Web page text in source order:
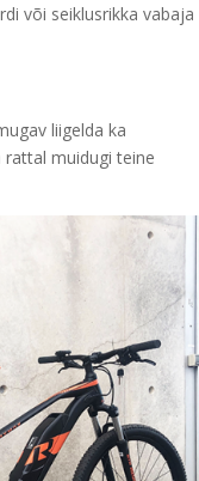
või seiklusrikka vabaja
liigelda ka
muidugi teine